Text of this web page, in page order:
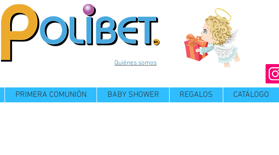
Quiénes somos
PRIMERA COMUNIÓN BABY SHOWER REGALOS CATÁLOGO